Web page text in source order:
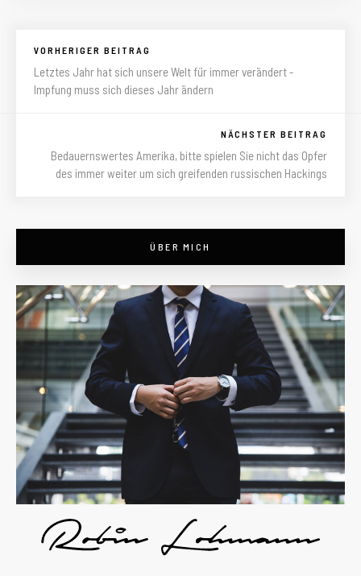
VORHERIGER BEITRAG
Letztes Jahr hat sich unsere Welt für immer verändert -
Impfung muss sich dieses Jahr ändern
NÄCHSTER BEITRAG
Bedauernswertes Amerika, bitte spielen Sie nicht das Opfer
des immer weiter um sich greifenden russischen Hackings
ÜBER MICH